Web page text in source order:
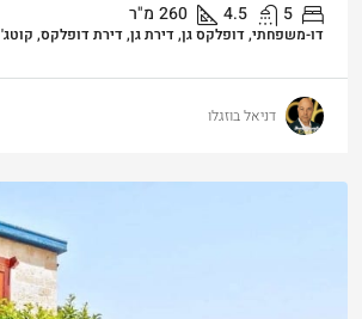
5
4.5
260 מ"ר
דו-משפחתי, דופלקס גן, דירת גן, דירת דופלקס, קוטג'
דניאל בוזגלו